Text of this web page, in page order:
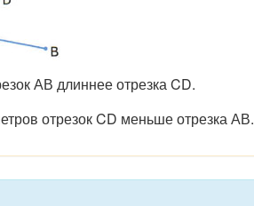
АВ длиннее отрезка CD.
отрезок CD меньше отрезка АВ.